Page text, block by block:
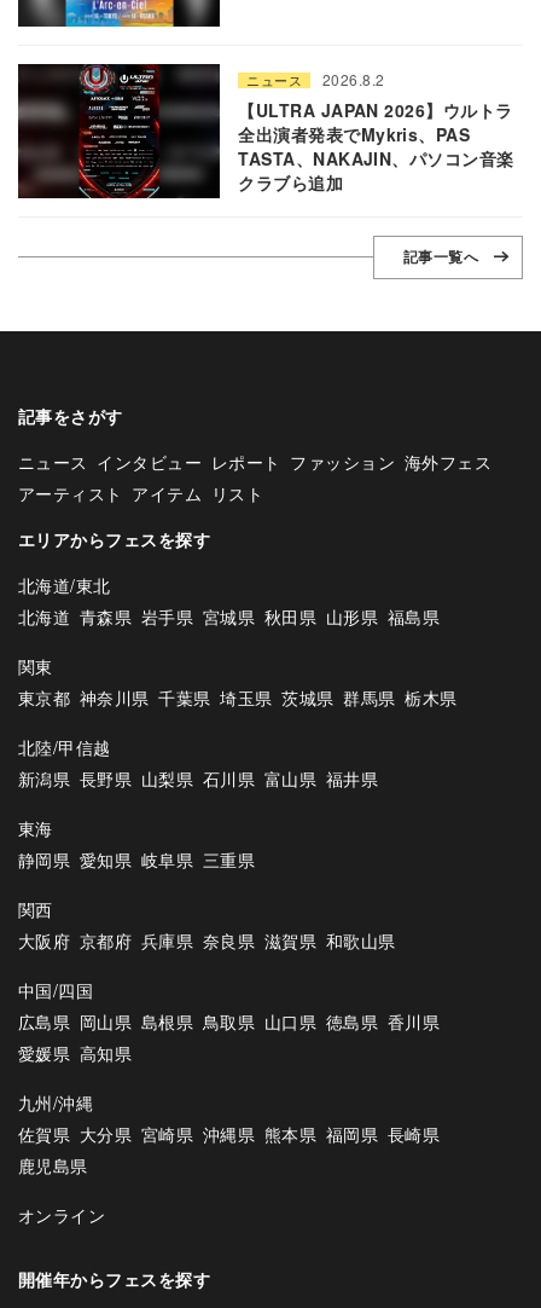
ニュース 2026.8.2
【ULTRA JAPAN 2026】ウルトラ
全出演者発表でMykris、PAS
TASTA、NAKAJIN、パソコン音楽
クラブら追加
記事一覧へ
記事をさがす
ニュース インタビュー レポート ファッション 海外フェス
アーティスト アイテム リスト
エリアからフェスを探す
北海道/東北
北海道 青森県 岩手県 宮城県 秋田県 山形県 福島県
関東
東京都 神奈川県 千葉県 埼玉県 茨城県 群馬県 栃木県
北陸/甲信越
新潟県 長野県 山梨県 石川県 富山県 福井県
東海
静岡県 愛知県 岐阜県 三重県
関西
大阪府 京都府 兵庫県 奈良県 滋賀県 和歌山県
中国/四国
広島県 岡山県 島根県 鳥取県 山口県 徳島県 香川県
愛媛県 高知県
九州/沖縄
佐賀県 大分県 宮崎県 沖縄県 熊本県 福岡県 長崎県
鹿児島県
オンライン
開催年からフェスを探す